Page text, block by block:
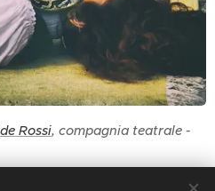
Rossi, compagnia teatrale -